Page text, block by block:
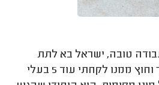
טובה, ישראל בא לתת
הצעת מחיר וחוץ ממנו לקחתי עוד 5 בעלי